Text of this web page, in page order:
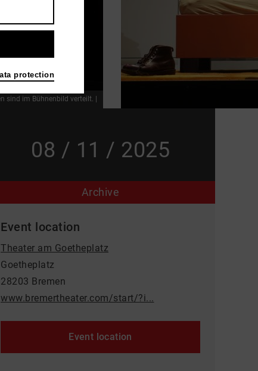
sind im Bühnenbild verteilt. |
08 / 11 / 2025
Archive
Event location
Theater am Goetheplatz
Goetheplatz
28203 Bremen
www.bremertheater.com/start/?i...
Event location
protection